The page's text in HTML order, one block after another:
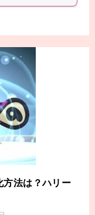
方法は？ハリー